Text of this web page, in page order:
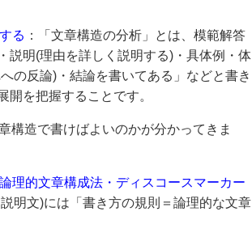
る ：「文章構造の分析」とは、模範解答
説明(理由を詳しく説明する)・具体例・体
の反論)・結論を書いてある」などと書き
を把握することです。
造で書けばよいのかが分かってきま
理的文章構成法・ディスコースマーカー
明文)には「書き方の規則＝論理的な文章